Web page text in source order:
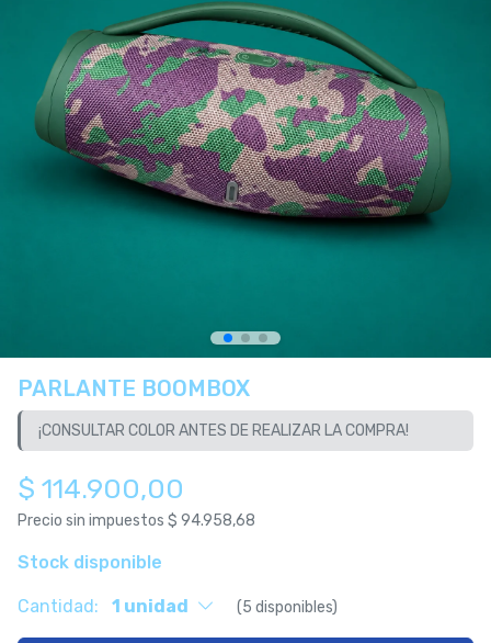
PARLANTE BOOMBOX
¡CONSULTAR COLOR ANTES DE REALIZAR LA COMPRA!
$ 114.900,00
Precio sin impuestos $ 94.958,68
Stock disponible
Cantidad: 1 unidad (5 disponibles)